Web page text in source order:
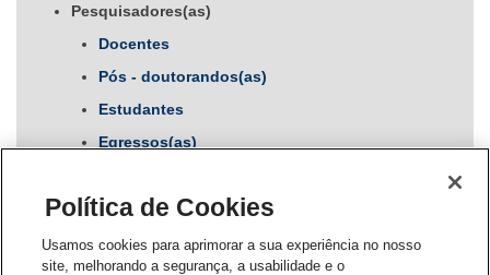
Pesquisadores(as)
Docentes
Pós - doutorandos(as)
Estudantes
Egressos(as)
Seleção
Autoavaliação
Política de Cookies
Usamos cookies para aprimorar a sua experiência no nosso
site, melhorando a segurança, a usabilidade e o